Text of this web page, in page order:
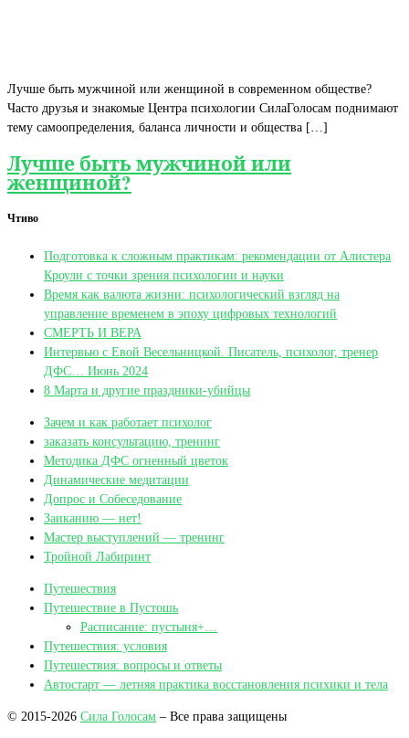
Лучше быть мужчиной или женщиной в современном обществе?
Часто друзья и знакомые Центра психологии СилаГолосам поднимают
тему самоопределения, баланса личности и общества […]
Лучше быть мужчиной или
женщиной?
Чтиво
Подготовка к сложным практикам: рекомендации от Алистера
Кроули с точки зрения психологии и науки
Время как валюта жизни: психологический взгляд на
управление временем в эпоху цифровых технологий
СМЕРТЬ И ВЕРА
Интервью с Евой Весельницкой. Писатель, психолог, тренер
ДФС… Июнь 2024
8 Марта и другие праздники-убийцы
Зачем и как работает психолог
заказать консультацию, тренинг
Методика ДФС огненный цветок
Динамические медитации
Допрос и Собеседование
Заиканию — нет!
Мастер выступлений — тренинг
Тройной Лабиринт
Путешествия
Путешествие в Пустошь
Расписание: пустыня+…
Путешествия: условия
Путешествия: вопросы и ответы
Автостарт — летняя практика восстановления психики и тела
© 2015-2026 Сила Голосам – Все права защищены